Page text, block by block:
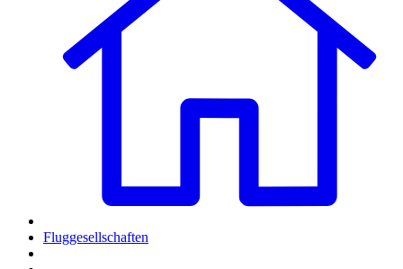
Fluggesellschaften